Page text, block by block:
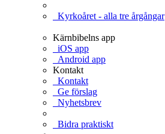
Kyrkoåret - alla tre årgångar
Kärnbibelns app
iOS app
Android app
Kontakt
Kontakt
Ge förslag
Nyhetsbrev
Bidra praktiskt